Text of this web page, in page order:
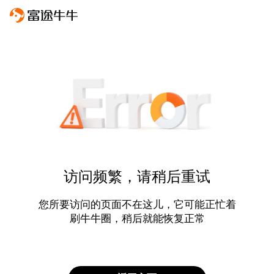
访问频繁，请稍后重试
您所要访问的页面不在这儿，它可能正忙着
刷牛牛圈，稍后就能恢复正常